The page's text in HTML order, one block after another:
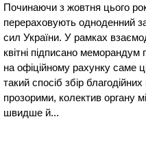
Починаючи з жовтня цього
перераховують одноденний
сил України. У рамках
квітні підписано
на офіційному рахунку саме
такий спосіб збір
прозорими, колектив органу
швидше й...